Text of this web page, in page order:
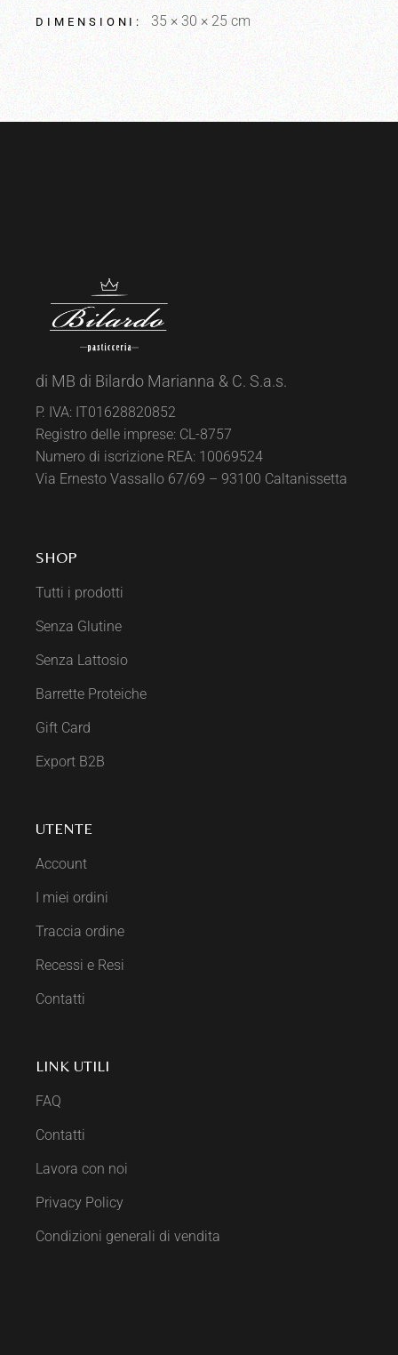
DIMENSIONI 35 × 30 × 25 cm
di MB di Bilardo Marianna & C. S.a.s.
P. IVA: IT01628820852
Registro delle imprese: CL-8757
Numero di iscrizione REA: 10069524
Via Ernesto Vassallo 67/69 – 93100 Caltanissetta
SHOP
Tutti i prodotti
Senza Glutine
Senza Lattosio
Barrette Proteiche
Gift Card
Export B2B
UTENTE
Account
I miei ordini
Traccia ordine
Recessi e Resi
Contatti
LINK UTILI
FAQ
Contatti
Lavora con noi
Privacy Policy
Condizioni generali di vendita